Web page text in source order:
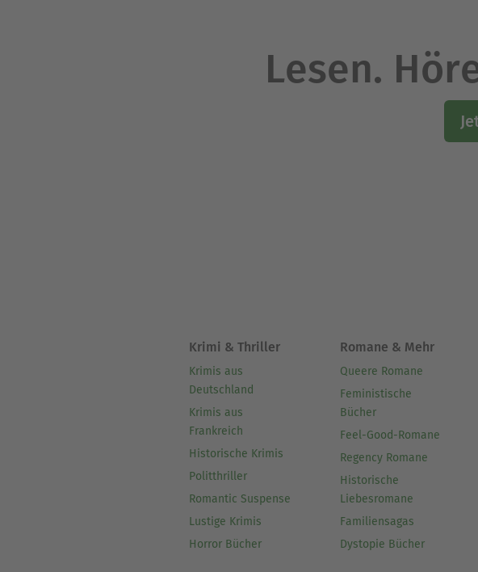
Lesen.
Krimi & Thriller
Krimis aus
Deutschland
Krimis aus
Frankreich
Historische Krimis
Politthriller
Romantic Suspense
Lustige Krimis
Horror Bücher
Romane & Mehr
Queere Romane
Feministische
Bücher
Feel-Good-Romane
Regency Romane
Historische
Liebesromane
Familiensagas
Dystopie Bücher